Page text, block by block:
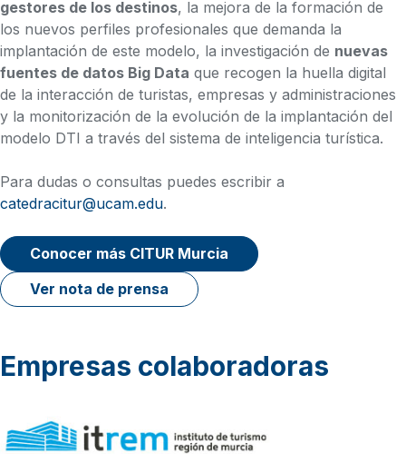
gestores de los destinos, la mejora de la formación de
los nuevos perfiles profesionales que demanda la
implantación de este modelo, la investigación de nuevas
fuentes de datos Big Data que recogen la huella digital
de la interacción de turistas, empresas y administraciones
y la monitorización de la evolución de la implantación del
modelo DTI a través del sistema de inteligencia turística.
Para dudas o consultas puedes escribir a
catedracitur@ucam.edu.
Conocer más CITUR Murcia
Ver nota de prensa
Empresas colaboradoras